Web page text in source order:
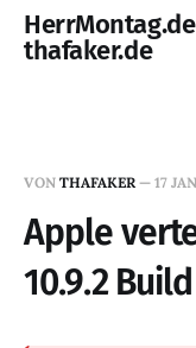
thafaker.de
VON THAFAKER — 17
Apple
10.9.2